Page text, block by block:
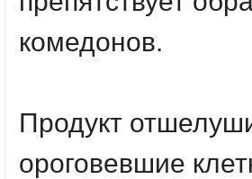
комедонов.
Продукт
ороговевшие